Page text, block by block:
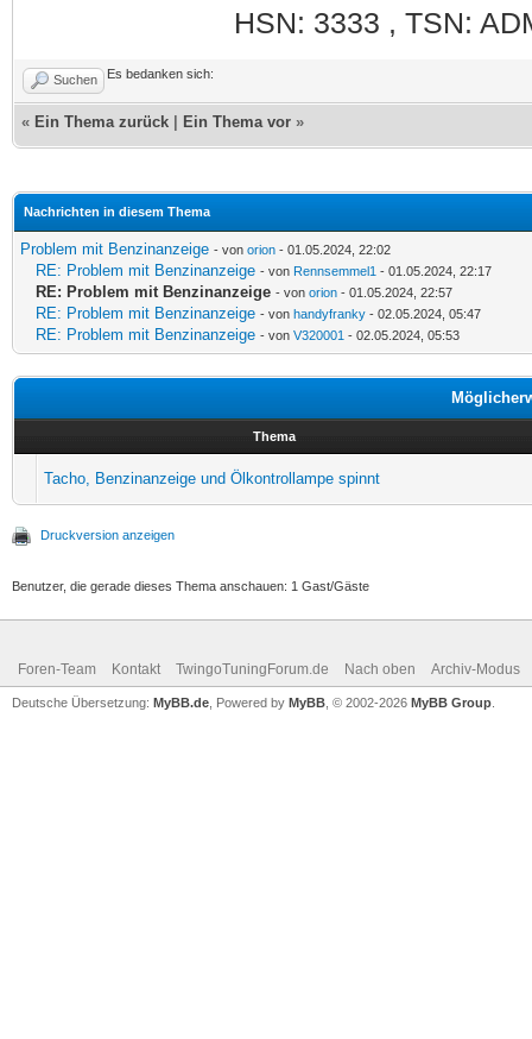
HSN: 3333 , TSN:
Suchen Es bedanken sich:
« Ein Thema zurück Ein Thema vor »
Nachrichten in diesem Thema
Problem mit Benzinanzeige - von orion - 01.05.2024, 22:02
RE: Problem mit Benzinanzeige - von Rennsemmel1 - 01.05.2024, 22:17
RE: Problem mit Benzinanzeige - von orion - 01.05.2024, 22:57
RE: Problem mit Benzinanzeige - von handyfranky - 02.05.2024, 05:47
RE: Problem mit Benzinanzeige - von V320001 - 02.05.2024, 05:53
Thema
Tacho, Benzinanzeige und Ölkontrollampe spinnt
Druckversion anzeigen
Benutzer, die gerade dieses Thema anschauen: 1 Gast/Gäste
Foren-Team Kontakt TwingoTuningForum.de Nach oben Archiv-Modus
Deutsche Übersetzung: MyBB.de , Powered by MyBB , © 2002-2026 MyBB Group